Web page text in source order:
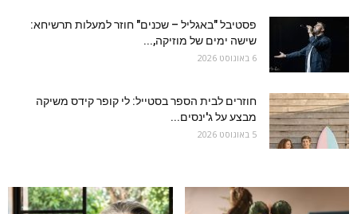
פסטיבל "באגליל – שכנים" חוזר למעלות תרשיחא:
שישה ימים של מוזיקה,...
6 באוגוסט 2026
חוזרים לבית הספר בסטייל: לי קופר קידס משיקה
מבצע על ג'ינסים...
5 באוגוסט 2026